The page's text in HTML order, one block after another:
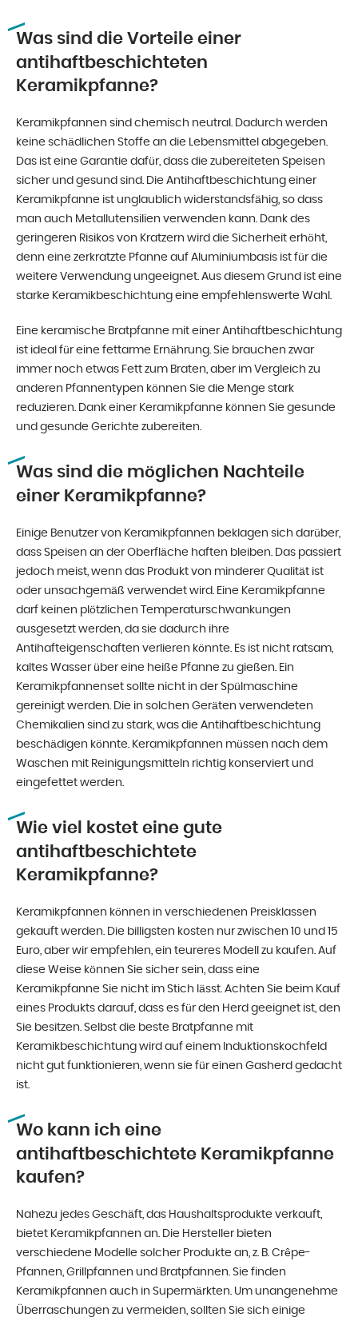
Was sind die Vorteile einer
antihaftbeschichteten
Keramikpfanne?
Keramikpfannen sind chemisch neutral. Dadurch werden
keine schädlichen Stoffe an die Lebensmittel abgegeben.
Das ist eine Garantie dafür, dass die zubereiteten Speisen
sicher und gesund sind. Die Antihaftbeschichtung einer
Keramikpfanne ist unglaublich widerstandsfähig, so dass
man auch Metallutensilien verwenden kann. Dank des
geringeren Risikos von Kratzern wird die Sicherheit erhöht,
denn eine zerkratzte Pfanne auf Aluminiumbasis ist für die
weitere Verwendung ungeeignet. Aus diesem Grund ist eine
starke Keramikbeschichtung eine empfehlenswerte Wahl.
Eine keramische Bratpfanne mit einer Antihaftbeschichtung
ist ideal für eine fettarme Ernährung. Sie brauchen zwar
immer noch etwas Fett zum Braten, aber im Vergleich zu
anderen Pfannentypen können Sie die Menge stark
reduzieren. Dank einer Keramikpfanne können Sie gesunde
und gesunde Gerichte zubereiten.
Was sind die möglichen Nachteile
einer Keramikpfanne?
Einige Benutzer von Keramikpfannen beklagen sich darüber,
dass Speisen an der Oberfläche haften bleiben. Das passiert
jedoch meist, wenn das Produkt von minderer Qualität ist
oder unsachgemäß verwendet wird. Eine Keramikpfanne
darf keinen plötzlichen Temperaturschwankungen
ausgesetzt werden, da sie dadurch ihre
Antihafteigenschaften verlieren könnte. Es ist nicht ratsam,
kaltes Wasser über eine heiße Pfanne zu gießen. Ein
Keramikpfannenset sollte nicht in der Spülmaschine
gereinigt werden. Die in solchen Geräten verwendeten
Chemikalien sind zu stark, was die Antihaftbeschichtung
beschädigen könnte. Keramikpfannen müssen nach dem
Waschen mit Reinigungsmitteln richtig konserviert und
eingefettet werden.
Wie viel kostet eine gute
antihaftbeschichtete
Keramikpfanne?
Keramikpfannen können in verschiedenen Preisklassen
gekauft werden. Die billigsten kosten nur zwischen 10 und 15
Euro, aber wir empfehlen, ein teureres Modell zu kaufen. Auf
diese Weise können Sie sicher sein, dass eine
Keramikpfanne Sie nicht im Stich lässt. Achten Sie beim Kauf
eines Produkts darauf, dass es für den Herd geeignet ist, den
Sie besitzen. Selbst die beste Bratpfanne mit
Keramikbeschichtung wird auf einem Induktionskochfeld
nicht gut funktionieren, wenn sie für einen Gasherd gedacht
ist.
Wo kann ich eine
antihaftbeschichtete Keramikpfanne
kaufen?
Nahezu jedes Geschäft, das Haushaltsprodukte verkauft,
bietet Keramikpfannen an. Die Hersteller bieten
verschiedene Modelle solcher Produkte an, z. B. Crêpe-
Pfannen, Grillpfannen und Bratpfannen. Sie finden
Keramikpfannen auch in Supermärkten. Um unangenehme
Überraschungen zu vermeiden, sollten Sie sich einige